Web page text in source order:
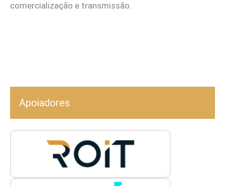
comercialização e transmissão.
Apoiadores